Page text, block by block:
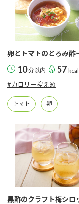
業務用サイト ミツカ
卵とトマトのとろみ酢
10分以内 57 kcal
#カロリー控えめ
トマト 卵
黒酢のクラフト梅シロ